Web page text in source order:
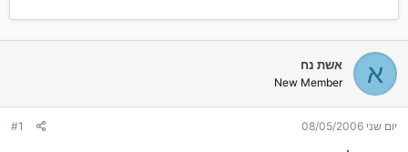
r
e
a
d
t
a
ר
י
ה
ת
ח
ל
א אשת נח
New Member
יום שני 08/05/2006 #1